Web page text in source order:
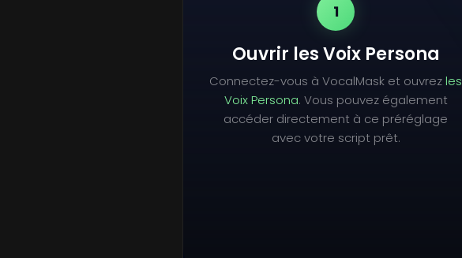
1
Ouvrir les Voix Persona
Connectez-vous à VocalMask et ouvrezles
Voix Persona. Vous pouvez également
accéder directement à ce préréglage
avec votre script prêt.